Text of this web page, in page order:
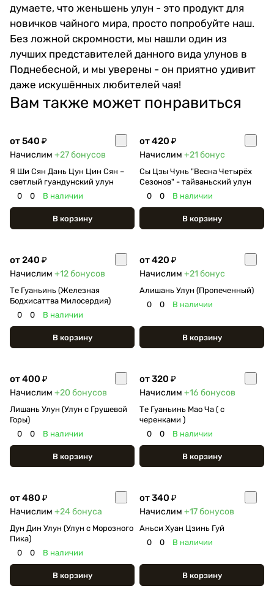
думаете, что женьшень улун - это продукт для
новичков чайного мира, просто попробуйте наш.
Без ложной скромности, мы нашли один из
лучших представителей данного вида улунов в
Поднебесной, и мы уверены - он приятно удивит
даже искушённых любителей чая!
Вам также может понравиться
от 540 ₽
Начислим +27бонусов
Я Ши Сян Дань Цун Цин Сян –
светлый гуандунский улун
0
0 В наличии
В корзину
от 420 ₽
Начислим +21 бонус
Сы Цзы Чунь "Весна Четырёх
Сезонов" - тайваньский улун
0
0 В наличии
В корзину
от 240 ₽
Начислим +12бонусов
Те Гуаньинь (Железная
Бодхисаттва Милосердия)
0
0 В наличии
В корзину
от 420 ₽
Начислим +21 бонус
Алишань Улун (Пропеченный)
0
0 В наличии
В корзину
от 400 ₽
Начислим +20 бонусов
Лишань Улун (Улун с Грушевой
Горы)
0
0 В наличии
В корзину
от 320 ₽
Начислим +16 бонусов
Те Гуаньинь Мао Ча ( с
черенками )
0
0 В наличии
В корзину
от 480 ₽
Начислим +24бонуса
Дун Дин Улун (Улун с Морозного
Пика)
0
0 В наличии
В корзину
от 340 ₽
Начислим +17бонусов
Аньси Хуан Цзинь Гуй
0
0 В наличии
В корзину